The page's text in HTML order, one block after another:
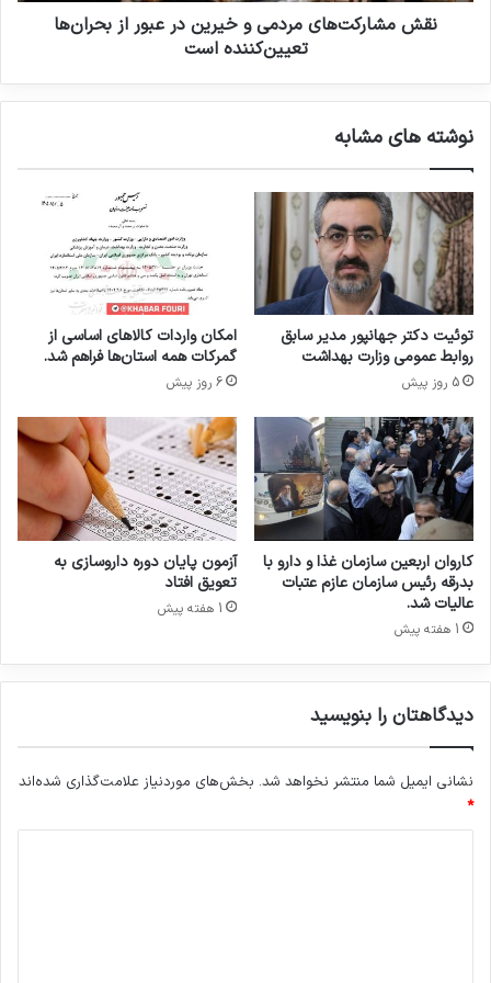
و
ی
ا
ی
ا
ر
ز
ی
«
ق
ا
ب
ل
ق
ب
ل
»
ا
س
ت
د
س
ت
ب
ن
د
ی
د
و
خ
ی
ر
ی
ن
د
ر
ع
ب
و
ر
ا
ب
ح
ر
ا
ن‌
ا
ع
ن‌
ک
ن
نقش مشارکت‌های مردمی و خیرین در عبور از بحران‌ها
تعیین‌کننده است
نوشته های مشابه
توئیت دکتر جهانپور مدیر سابق
روابط عمومی وزارت بهداشت
5 روز پیش
امکان واردات کالاهای اساسی از
گمرکات همه استان‌ها فراهم شد.
6 روز پیش
کاروان اربعین سازمان غذا و دارو با
بدرقه رئیس سازمان عازم عتبات
عالیات شد.
1 هفته پیش
آزمون پایان دوره داروسازی به
تعویق افتاد
1 هفته پیش
دیدگاهتان را بنویسید
نشانی ایمیل شما منتشر نخواهد شد. بخش‌های موردنیاز علامت‌گذاری شده‌اند
*